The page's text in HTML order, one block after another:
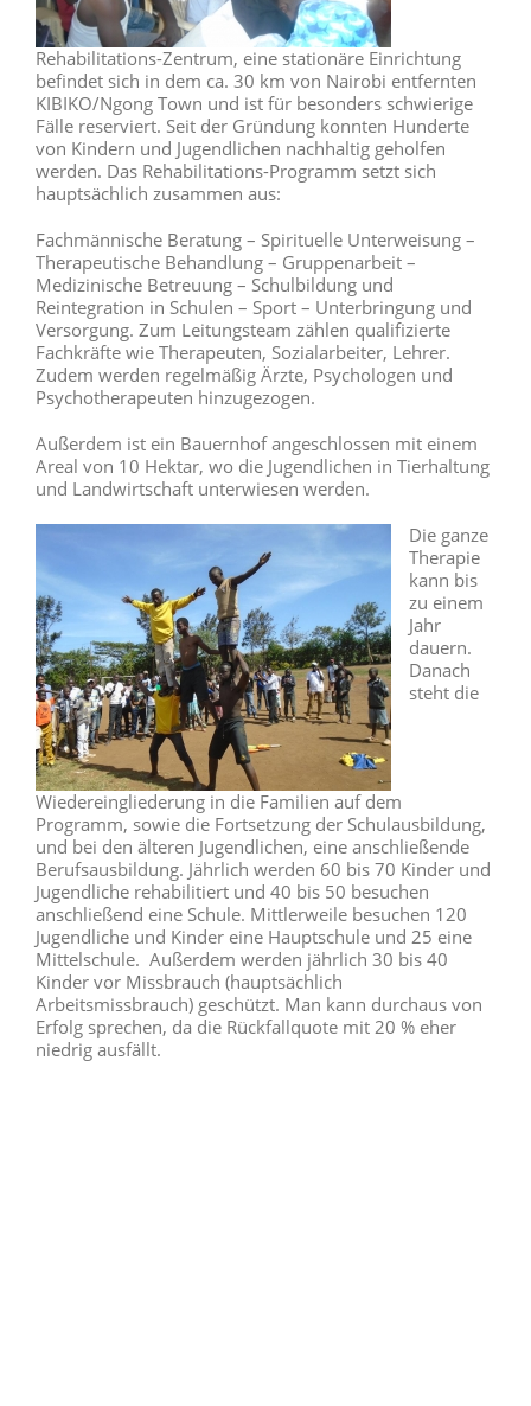
Rehabilitations-Zentrum, eine stationäre Einrichtung
befindet sich in dem ca. 30 km von Nairobi entfernten
KIBIKO/Ngong Town und ist für besonders schwierige
Fälle reserviert. Seit der Gründung konnten Hunderte
von Kindern und Jugendlichen nachhaltig geholfen
werden. Das Rehabilitations-Programm setzt sich
hauptsächlich zusammen aus:
Fachmännische Beratung – Spirituelle Unterweisung –
Therapeutische Behandlung – Gruppenarbeit –
Medizinische Betreuung – Schulbildung und
Reintegration in Schulen – Sport – Unterbringung und
Versorgung. Zum Leitungsteam zählen qualifizierte
Fachkräfte wie Therapeuten, Sozialarbeiter, Lehrer.
Zudem werden regelmäßig Ärzte, Psychologen und
Psychotherapeuten hinzugezogen.
Außerdem ist ein Bauernhof angeschlossen mit einem
Areal von 10 Hektar, wo die Jugendlichen in Tierhaltung
und Landwirtschaft unterwiesen werden.
Die ganze
Therapie
kann bis
zu einem
Jahr
dauern.
Danach
steht die
Wiedereingliederung in die Familien auf dem
Programm, sowie die Fortsetzung der Schulausbildung,
und bei den älteren Jugendlichen, eine anschließende
Berufsausbildung. Jährlich werden 60 bis 70 Kinder und
Jugendliche rehabilitiert und 40 bis 50 besuchen
anschließend eine Schule. Mittlerweile besuchen 120
Jugendliche und Kinder eine Hauptschule und 25 eine
Mittelschule. Außerdem werden jährlich 30 bis 40
Kinder vor Missbrauch (hauptsächlich
Arbeitsmissbrauch) geschützt. Man kann durchaus von
Erfolg sprechen, da die Rückfallquote mit 20 % eher
niedrig ausfällt.